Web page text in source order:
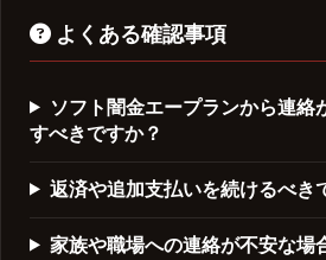
よくある確認事項
ソフト闇金エープランから連絡
すべきですか？
返済や追加支払いを続けるべき
家族や職場への連絡が不安な場